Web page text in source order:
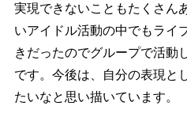
実現できないこともたくさん
いアイドル活動の中でもライ
きだったのでグループで活動
です。今後は、自分の表現と
たいなと思い描いています。